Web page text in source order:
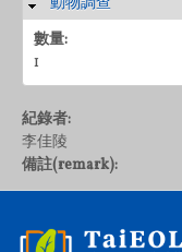
數量:
1
紀錄者:
李佳陵
備註(remark):